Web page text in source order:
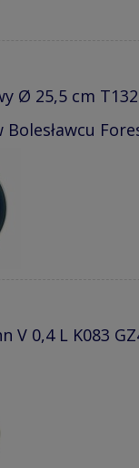
Ø 25,5 cm
V 0,4 L K083